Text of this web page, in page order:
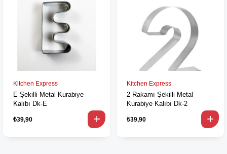
Kitchen Express
E Şekilli Metal Kurabiye
Kalıbı Dk-E
₺39,90
Kitchen Express
2 Rakamı Şekilli Metal
Kurabiye Kalıbı Dk-2
₺39,90